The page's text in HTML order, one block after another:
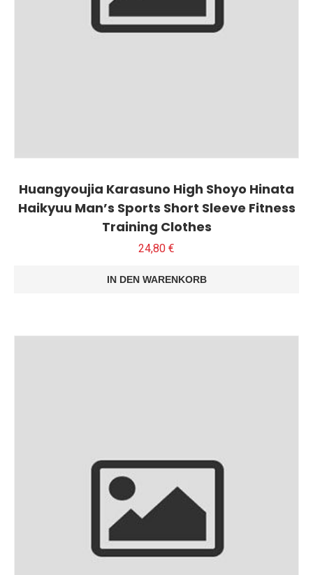
Huangyoujia Karasuno High Shoyo Hinata
Haikyuu Man’s Sports Short Sleeve Fitness
Training Clothes
24,80 €
IN DEN WARENKORB